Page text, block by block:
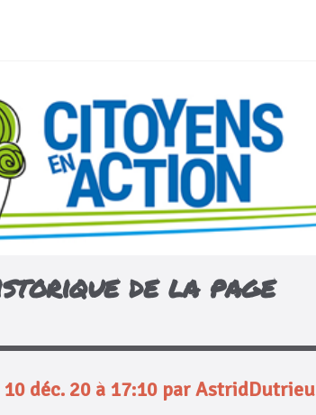
de la page
10 déc. 20 à 17:10 par AstridDutrieu